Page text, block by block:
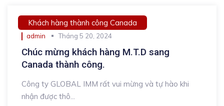
Khách hàng thành công Canada
admin Tháng 5 20, 2024
Chúc mừng khách hàng M.T.D sang
Canada thành công.
Công ty GLOBAL IMM rất vui mừng và tự hào khi
nhận được thô...